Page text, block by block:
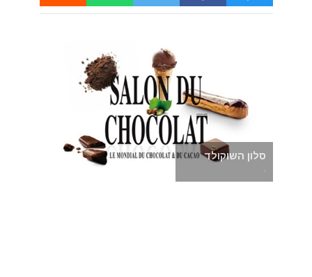
סלון השוקולד